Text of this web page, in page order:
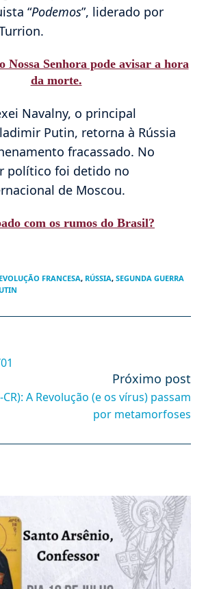
“Podemos”, liderado por
Nossa Senhora pode avisar a hora
da morte.
Navalny, o principal
Putin, retorna à Rússia
fracassado. No
político foi detido no
de Moscou.
com os rumos do Brasil?
FRANCESA, RÚSSIA, SEGUNDA GUERRA
Próximo post
A Revolução (e os vírus) passam
por metamorfoses